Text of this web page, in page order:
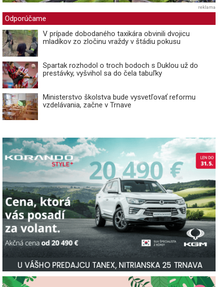
reklama
Odporúčame
V prípade dobodaného taxikára obvinili dvojicu
mladíkov zo zločinu vraždy v štádiu pokusu
Spartak rozhodol o troch bodoch s Duklou už do
prestávky, vyšvihol sa do čela tabuľky
Ministerstvo školstva bude vysvetľovať reformu
vzdelávania, začne v Trnave